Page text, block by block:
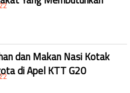
dan Makan Nasi Kotak
di Apel KTT G20